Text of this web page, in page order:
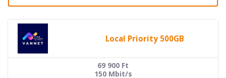
Local Priority 500GB
69 900 Ft
150 Mbit/s